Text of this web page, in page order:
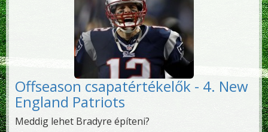
Offseason csapatértékelők - 4. New
England Patriots
Meddig lehet Bradyre építeni?